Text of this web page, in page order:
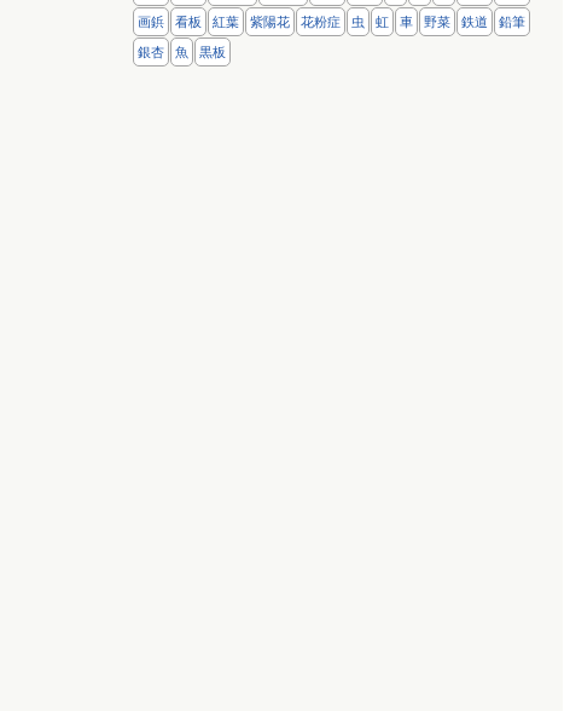
画鋲 看板 紅葉 紫陽花 花粉症 虫 虹 車 野菜 鉄道 鉛筆
銀杏 魚 黒板